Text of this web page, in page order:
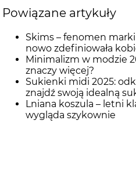
Powiązane artykuły
Skims – fenomen
nowo zdefiniowała
Minimalizm w modzie
znaczy więcej?
Sukienki midi 2025:
znajdź swoją idealną
Lniana koszula – letni
wygląda szykownie